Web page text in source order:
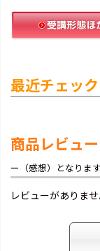
最近チェッ
商品レビュー
ー（感想）となります
レビューがありませ